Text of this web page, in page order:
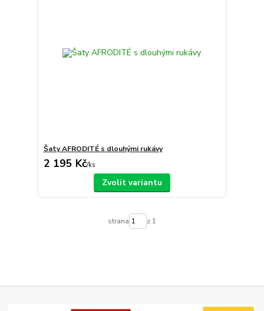
Šaty AFRODITÉ s dlouhými rukávy
2 195 Kč/ks
Zvolit variantu
strana z 1